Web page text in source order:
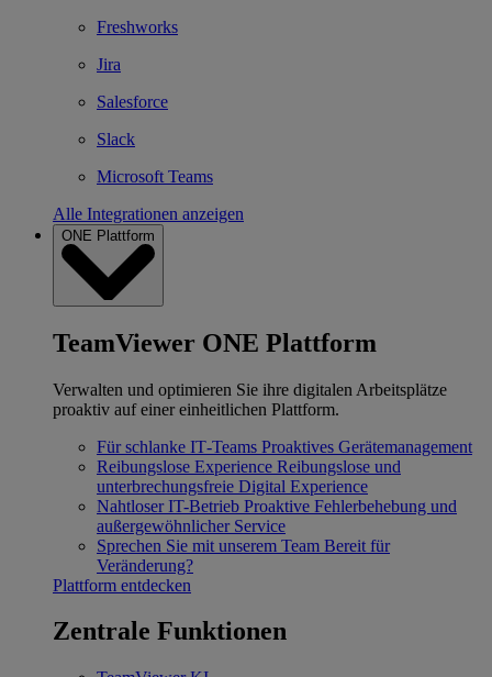
Freshworks
Jira
Salesforce
Slack
Microsoft Teams
Alle Integrationen anzeigen
ONE Plattform
TeamViewer ONE Plattform
Verwalten und optimieren Sie ihre digitalen Arbeitsplätze
proaktiv auf einer einheitlichen Plattform.
Für schlanke IT‐Teams Proaktives Gerätemanagement
Reibungslose Experience Reibungslose und
unterbrechungsfreie Digital Experience
Nahtloser IT-Betrieb Proaktive Fehlerbehebung und
außergewöhnlicher Service
Sprechen Sie mit unserem Team Bereit für
Veränderung?
Plattform entdecken
Zentrale Funktionen